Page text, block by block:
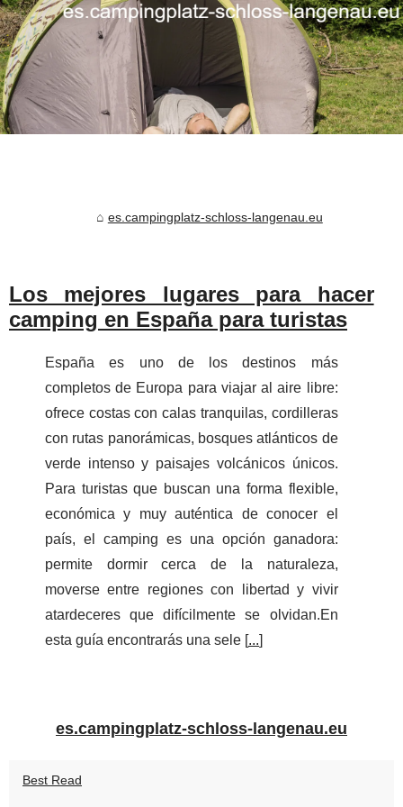
es.campingplatz-schloss-langenau.eu
Los mejores lugares para hacer
camping en España para turistas
España es uno de los destinos más
completos de Europa para viajar al aire libre:
ofrece costas con calas tranquilas, cordilleras
con rutas panorámicas, bosques atlánticos de
verde intenso y paisajes volcánicos únicos.
Para turistas que buscan una forma flexible,
económica y muy auténtica de conocer el
país, el camping es una opción ganadora:
permite dormir cerca de la naturaleza,
moverse entre regiones con libertad y vivir
atardeceres que difícilmente se olvidan.En
esta guía encontrarás una sele [...]
es.campingplatz-schloss-langenau.eu
Best Read